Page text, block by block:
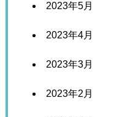
2023年5月
2023年4月
2023年3月
2023年2月